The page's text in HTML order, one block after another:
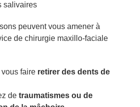
salivaires
peuvent vous amener à
de chirurgie maxillo-faciale
faire retirer des dents de
de traumatismes ou de